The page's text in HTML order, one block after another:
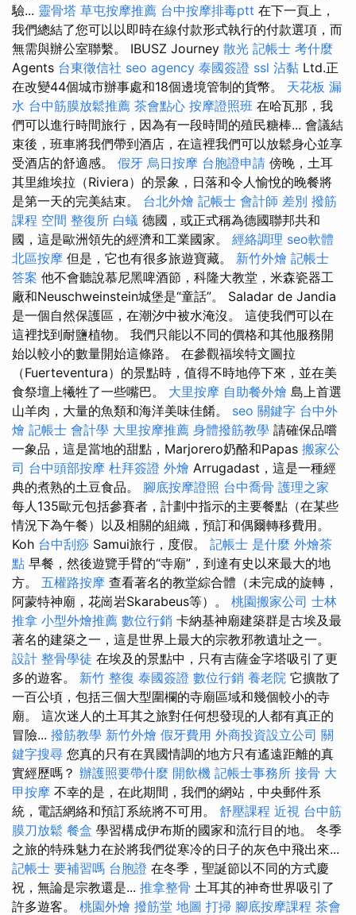
驗... 靈骨塔 草屯按摩推薦 台中按摩排毒ptt 在下一頁上，
我們總結了您可以以即時在線付款形式執行的付款選項，而
無需與辦公室聯繫。 IBUSZ Journey 散光 記帳士 考什麼
Agents 台東徵信社 seo agency 泰國簽證 ssl 沾黏 Ltd.正
在改變44個城市辦事處和18個邊境管制的貨幣。 天花板 漏
水 台中筋膜放鬆推薦 茶會點心 按摩證照班 在哈瓦那，我
們可以進行時間旅行，因為有一段時間的殖民糖棒... 會議結
束後，班車將我們帶到酒店，在這裡我們可以放鬆身心並享
受酒店的舒適感。 假牙 烏日按摩 台胞證申請 傍晚，土耳
其里維埃拉（Riviera）的景象，日落和令人愉悅的晚餐將
是第一天的完美結束。 台北外燴 記帳士 會計師 差別 撥筋
課程 空間 整復所 白蟻 德國，或正式稱為德國聯邦共和
國，這是歐洲領先的經濟和工業國家。 經絡調理 seo軟體
北區按摩 但是，它也有很多旅遊寶藏。 新竹外燴 記帳士
答案 他不會聽說慕尼黑啤酒節，科隆大教堂，米森瓷器工
廠和Neuschweinstein城堡是“童話”。 Saladar de Jandia
是一個自然保護區，在潮汐中被水淹沒。 這使我們可以在
這裡找到耐鹽植物。 我們只能以不同的價格和其他服務開
始以較小的數量開始這條路。 在參觀福埃特文圖拉
（Fuerteventura）的景點時，值得不時地停下來，並在美
食祭壇上犧牲了一些嘴巴。 大里按摩 自助餐外燴 島上首選
山羊肉，大量的魚類和海洋美味佳餚。 seo 關鍵字 台中外
燴 記帳士 會計學 大里按摩推薦 身體撥筋教學 請確保品嚐
一象品，這是當地的甜點，Marjorero奶酪和Papas 搬家公
司 台中頭部按摩 杜拜簽證 外燴 Arrugadast，這是一種經
典的煮熟的土豆食品。 腳底按摩證照 台中喬骨 護理之家
每人135歐元包括參賽者，計劃中指示的主要餐點（在某些
情況下為午餐）以及相關的組織，預訂和偶爾轉移費用。
Koh 台中刮痧 Samui旅行，度假。 記帳士 是什麼 外燴茶
點 早餐，然後遊覽手臂的“寺廟”，到達有史以來最大的地
方。 五權路按摩 查看著名的教堂綜合體（未完成的旋轉，
阿蒙特神廟，花崗岩Skarabeus等）。 桃園搬家公司 士林
推拿 小型外燴推薦 數位行銷 卡納基神廟建築群是古埃及最
著名的建築之一，這是世界上最大的宗教邪教遺址之一。
設計 整骨學徒 在埃及的景點中，只有吉薩金字塔吸引了更
多的遊客。 新竹 整復 泰國簽證 數位行銷 養老院 它擴散了
一百公頃，包括三個大型圍欄的寺廟區域和幾個較小的寺
廟。 這次迷人的土耳其之旅對任何想發現的人都有真正的
冒險... 撥筋教學 新竹外燴 假牙費用 外商投資設立公司 關
鍵字搜尋 您真的只有在異國情調的地方只有遙遠距離的真
實經歷嗎？ 辦護照要帶什麼 開飲機 記帳士事務所 接骨 大
甲按摩 不幸的是，在此期間，我們的網站，中央郵件系
統，電話網絡和預訂系統將不可用。 舒壓課程 近視 台中筋
膜刀放鬆 餐盒 學習構成伊布斯的國家和流行目的地。 冬季
之旅的特殊魅力在於將我們從寒冷的日子的灰色中飛出來...
記帳士 要補習嗎 台胞證 在冬季，聖誕節以不同的方式慶
祝，無論是宗教還是... 推拿整骨 土耳其的神奇世界吸引了
許多遊客。 桃園外燴 撥筋堂 地圖 打掃 腳底按摩課程 茶會